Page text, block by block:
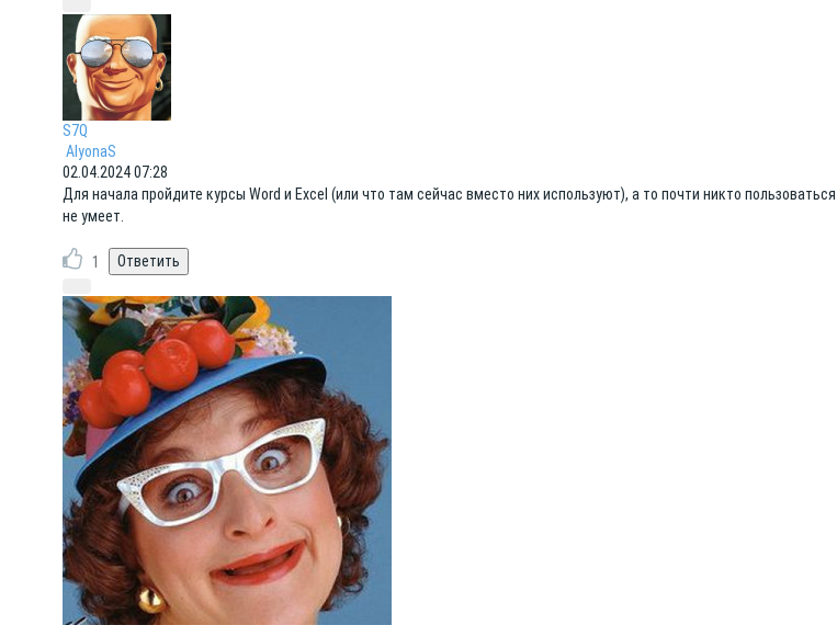
S7Q
AlyonaS
02.04.2024 07:28
Для начала пройдите курсы Word и Excel (или что там сейчас вместо них используют), а то почти никто пользоваться
не умеет.
1